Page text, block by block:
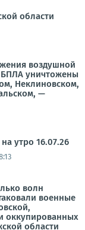
области
воздушной
БПЛА уничтожены
Неклиновском,
—
утро 16.07.26
волн
военные
оккупированных
области